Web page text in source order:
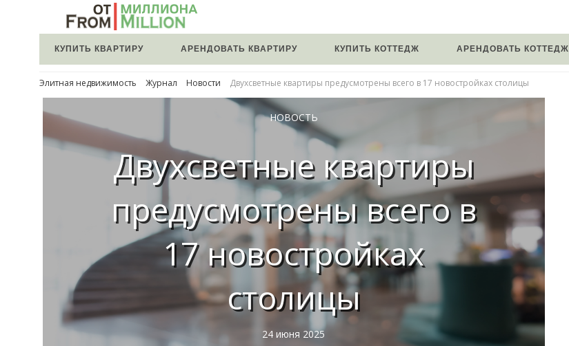
КУПИТЬ КВАРТИРУ АРЕНДОВАТЬ КВАРТИРУ КУПИТЬ КОТТЕДЖ АРЕНДОВАТЬ КОТТЕДЖ
Элитная недвижимость Журнал Новости Двухсветные квартиры предусмотрены всего в 17 новостройках столицы
НОВОСТЬ
Двухсветные квартиры
предусмотрены всего в
17 новостройках
столицы
24 июня 2025